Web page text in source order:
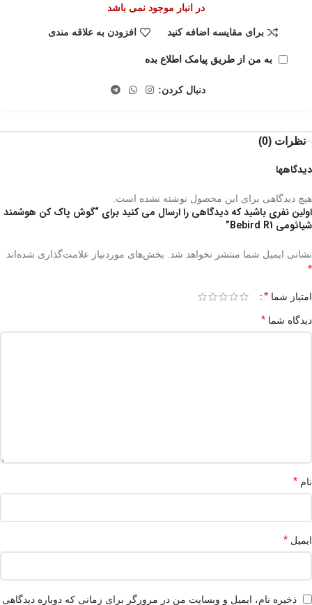
در انبار موجود نمی باشد
برای مقایسه اضافه کنید افزودن به علاقه مندی
به من از طریق پیامک اطلاع بده
دنبال کردن:
نظرات (0)
دیدگاهها
هیچ دیدگاهی برای این محصول نوشته نشده است.
اولین نفری باشید که دیدگاهی را ارسال می کنید برای “گوش پاک کن هوشمند
شیائومی Bebird R1”
نشانی ایمیل شما منتشر نخواهد شد. بخش‌های موردنیاز علامت‌گذاری شده‌اند
*
امتیاز شما *
دیدگاه شما *
نام *
ایمیل *
ذخیره نام، ایمیل و وبسایت من در مرورگر برای زمانی که دوباره دیدگاهی